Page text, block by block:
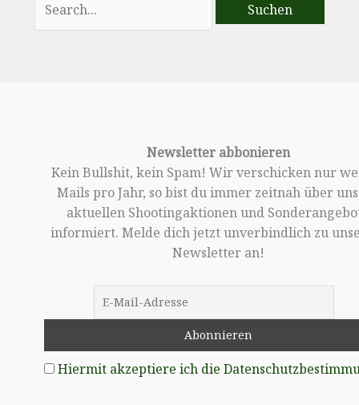
nach:
Newsletter abbonieren
Kein Bullshit, kein Spam! Wir verschicken nur
Mails pro Jahr, so bist du immer zeitnah über
aktuellen Shootingaktionen und
informiert. Melde dich jetzt unverbindlich zu
Newsletter an!
Hiermit akzeptiere ich die